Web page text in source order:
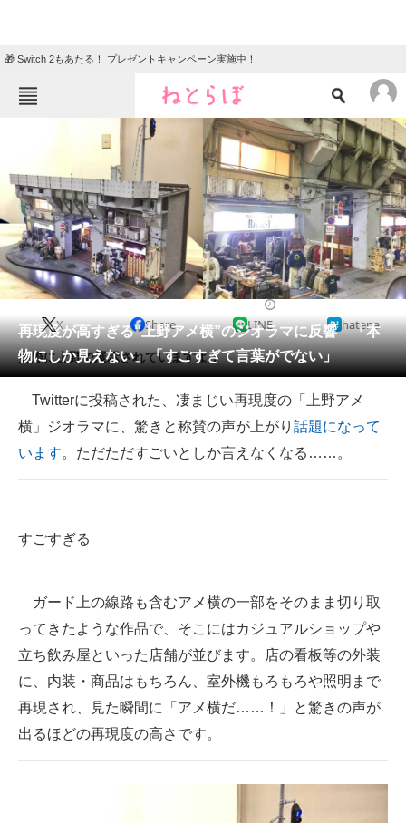
🎁 Switch 2もあたる！ プレゼントキャンペーン実施中！
ニュース
エンタメ クイズ
グルメ
住まい 教育・育児
動物 リサーチ
会員記事
メディア
注目記事を集めた総合ページ
ITの今と未来を見通す
スマホと通信の最新トレンド
ビジネスと働き方のヒント
AI活用のいまが分かる
企業ITのトレンドを詳説
経営リーダーのコミュニティ
再現度が高すぎる“上野アメ横”のジオラマに反響 「本
物にしか見えない」「すごすぎて言葉がでない」
X Share LINE hatena
実際に上野で展示されていますよ！
Twitterに投稿された、凄まじい再現度の「上野アメ
横」ジオラマに、驚きと称賛の声が上がり 話題になって
います。ただただすごいとしか言えなくなる……。
すごすぎる
ガード上の線路も含むアメ横の一部をそのまま切り取
ってきたような作品で、そこにはカジュアルショップや
立ち飲み屋といった店舗が並びます。店の看板等の外装
に、内装・商品はもちろん、室外機もろもろや照明まで
再現され、見た瞬間に「アメ横だ……！」と驚きの声が
出るほどの再現度の高さです。